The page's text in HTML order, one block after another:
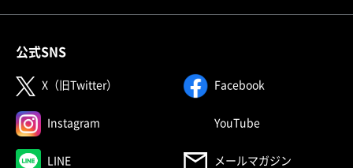
公式SNS
X（旧Twitter） （別ウィンドウで開く）Facebook（別ウィンドウ
Instagram （別ウィンドウで開く）YouTube（別ウィンドウで
LINE（別ウィンドウで開く） メールマガジン